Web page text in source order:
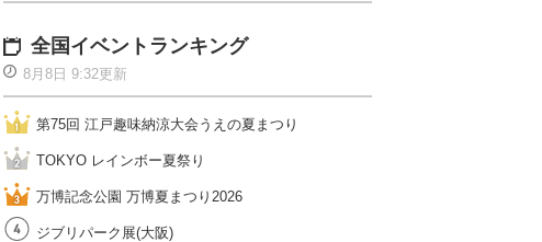
全国イベントランキング
8月8日 9:32更新
第75回 江戸趣味納涼大会うえの夏まつり
TOKYO レインボー夏祭り
万博記念公園 万博夏まつり2026
ジブリパーク展(大阪)